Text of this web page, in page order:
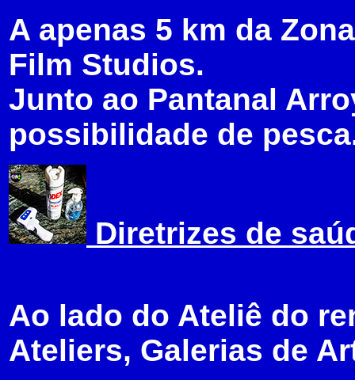
A apenas 5 km da
Film Studios.
Junto ao Pantanal
possibilidade de
Diretrizes de
Ao lado do Ateliê do
Ateliers, Galerias de